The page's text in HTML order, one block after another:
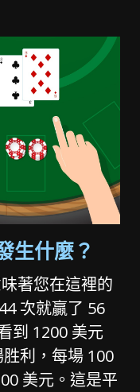
生什麼？
著您在這裡的
次就贏了 56
到 1200 美元
胜利，每場 100
美元。這是平